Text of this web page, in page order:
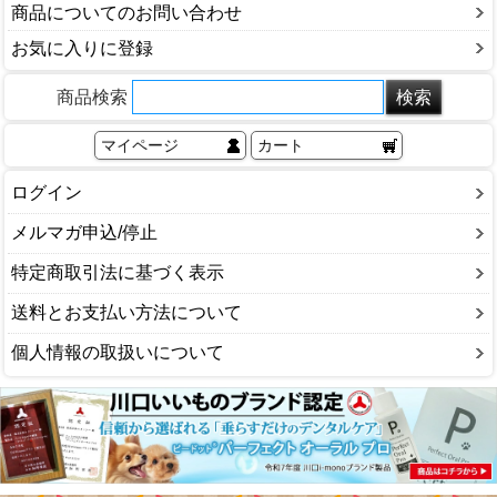
商品についてのお問い合わせ
お気に入りに登録
商品検索
マイページ カート
ログイン
メルマガ申込/停止
特定商取引法に基づく表示
送料とお支払い方法について
個人情報の取扱いについて